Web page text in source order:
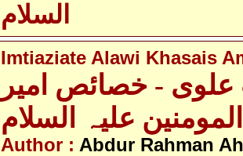
السلام
Imtiaziate Alawi Khasais
علوی - خصائص امیر
Author : Abdur Rahman